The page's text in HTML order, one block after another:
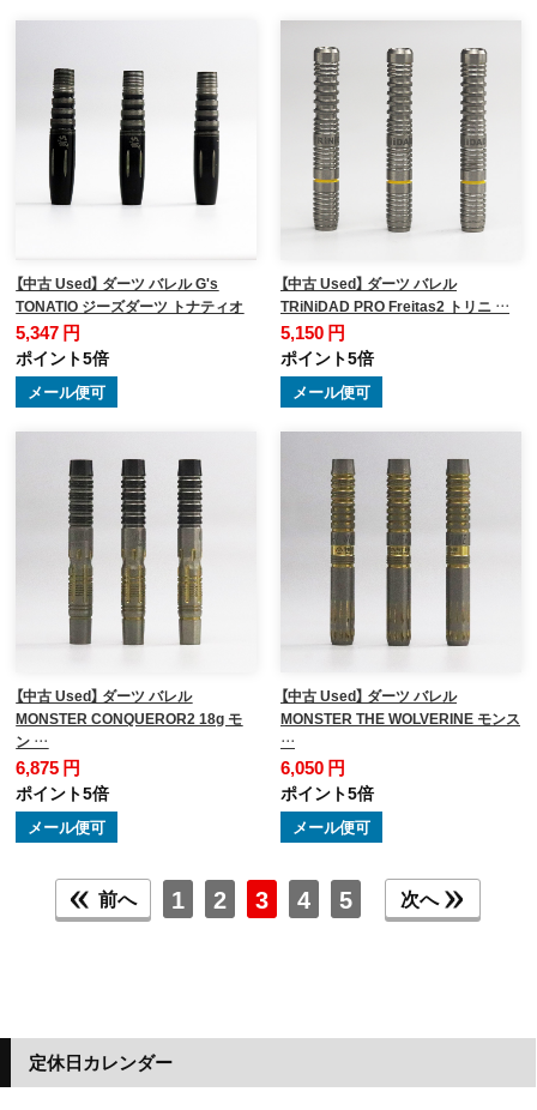
【中古 Used】 ダーツ バレル G's
TONATIO ジーズダーツ トナティオ
5,347 円
ポイント5倍
メール便可
【中古 Used】 ダーツ バレル
TRiNiDAD PRO Freitas2 トリニ …
5,150 円
ポイント5倍
メール便可
【中古 Used】 ダーツ バレル
MONSTER CONQUEROR2 18g モ
ン …
6,875 円
ポイント5倍
メール便可
【中古 Used】 ダーツ バレル
MONSTER THE WOLVERINE モンス
…
6,050 円
ポイント5倍
メール便可
前へ 1 2 3 4 5 次へ
定休日カレンダー